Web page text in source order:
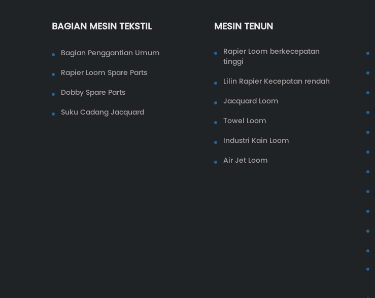
BAGIAN MESIN TEKSTIL
Bagian Penggantian Umum
Rapier Loom Spare Parts
Dobby Spare Parts
Suku Cadang Jacquard
MESIN TENUN
Rapier Loom berkecepatan
tinggi
Lilin Rapier Kecepatan rendah
Jacquard Loom
Towel Loom
Industri Kain Loom
Air Jet Loom